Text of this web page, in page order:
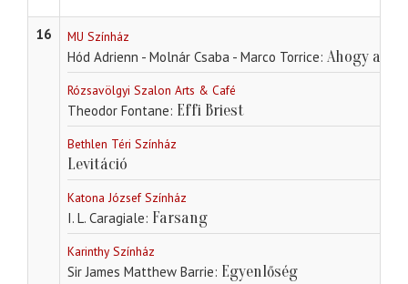
16 MU Színház
Hód Adrienn - Molnár Csaba - Marco Torrice Ahogy azt
Rózsavölgyi Szalon Arts & Café
Theodor Fontane Effi Briest
Bethlen Téri Színház
Levitáció
Katona József Színház
I. L. Caragiale Farsang
Karinthy Színház
Sir James Matthew Barrie Egyenlőség